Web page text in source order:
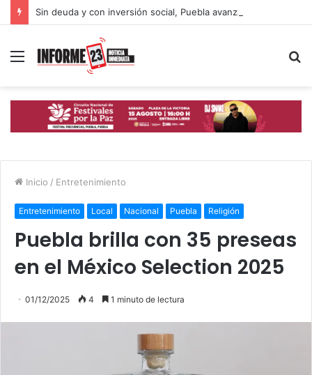
Menú
Inicio / Entretenimiento
Entretenimiento Local Nacional Puebla Religión
Puebla brilla con 35 preseas
en el México Selection 2025
01/12/2025 4 1 minuto de lectura